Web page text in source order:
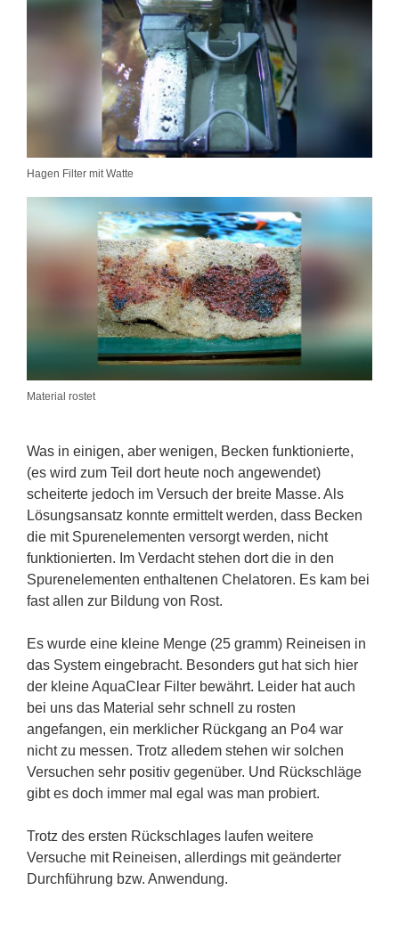
Hagen Filter mit Watte
Material rostet
Was in einigen, aber wenigen, Becken funktionierte,
(es wird zum Teil dort heute noch angewendet)
scheiterte jedoch im Versuch der breite Masse. Als
Lösungsansatz konnte ermittelt werden, dass Becken
die mit Spurenelementen versorgt werden, nicht
funktionierten. Im Verdacht stehen dort die in den
Spurenelementen enthaltenen Chelatoren. Es kam bei
fast allen zur Bildung von Rost.
Es wurde eine kleine Menge (25 gramm) Reineisen in
das System eingebracht. Besonders gut hat sich hier
der kleine AquaClear Filter bewährt. Leider hat auch
bei uns das Material sehr schnell zu rosten
angefangen, ein merklicher Rückgang an Po4 war
nicht zu messen. Trotz alledem stehen wir solchen
Versuchen sehr positiv gegenüber. Und Rückschläge
gibt es doch immer mal egal was man probiert.
Trotz des ersten Rückschlages laufen weitere
Versuche mit Reineisen, allerdings mit geänderter
Durchführung bzw. Anwendung.